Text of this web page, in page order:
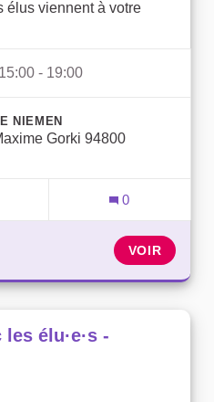
élus viennent à votre
- 19:00
NIEMEN
Gorki 94800
0
VOIR
élu·e·s -